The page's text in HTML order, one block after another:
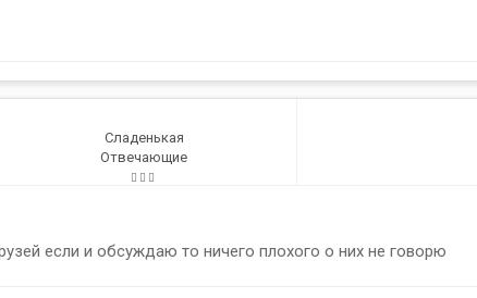
Сладенькая
Отвечающие
если и обсуждаю то ничего плохого о них не говорю